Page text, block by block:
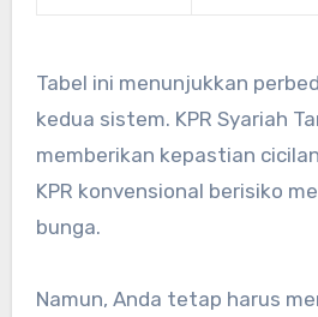
Tabel ini menunjukkan
kedua sistem. KPR Syariah
memberikan kepastian
KPR konvensional berisiko
bunga.
Namun, Anda tetap harus